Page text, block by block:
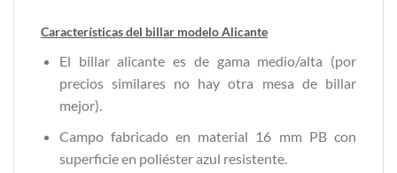
Características del billar modelo Alicante
El billar alicante es de gama medio/alta (por
precios similares no hay otra mesa de billar
mejor).
Campo fabricado en material 16 mm PB con
superficie en poliéster azul resistente.